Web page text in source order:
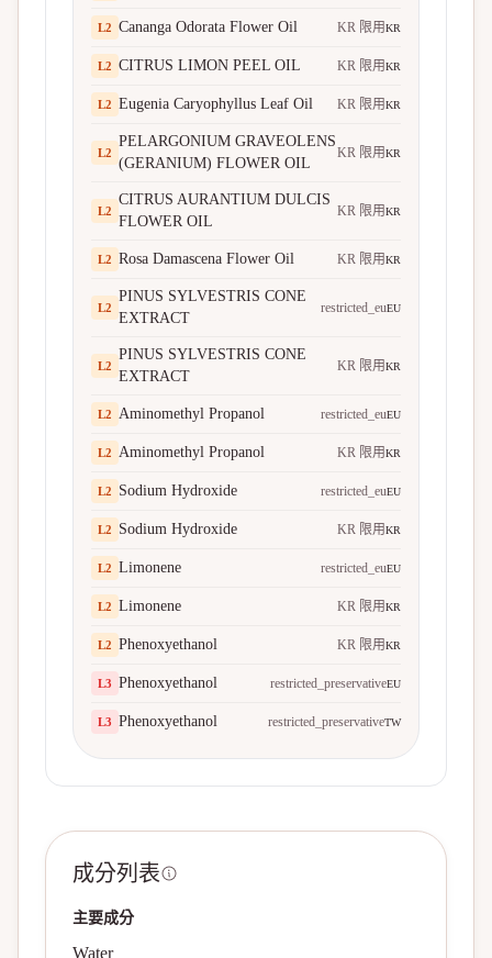
L2 Cananga Odorata Flower Oil KR 限用KR
L2 CITRUS LIMON PEEL OIL KR 限用KR
L2 Eugenia Caryophyllus Leaf Oil KR 限用KR
L2
PELARGONIUM GRAVEOLENS
(GERANIUM) FLOWER OIL
KR 限用KR
L2
CITRUS AURANTIUM DULCIS
FLOWER OIL
KR 限用KR
L2 Rosa Damascena Flower Oil KR 限用KR
L2
PINUS SYLVESTRIS CONE
EXTRACT
restricted_euEU
L2
PINUS SYLVESTRIS CONE
EXTRACT
KR 限用KR
L2 Aminomethyl Propanol restricted_euEU
L2 Aminomethyl Propanol KR 限用KR
L2 Sodium Hydroxide restricted_euEU
L2 Sodium Hydroxide KR 限用KR
L2 Limonene restricted_euEU
L2 Limonene KR 限用KR
L2 Phenoxyethanol KR 限用KR
L3 Phenoxyethanol restricted_preservativeEU
L3 Phenoxyethanol restricted_preservativeTW
成分列表
主要成分
Water